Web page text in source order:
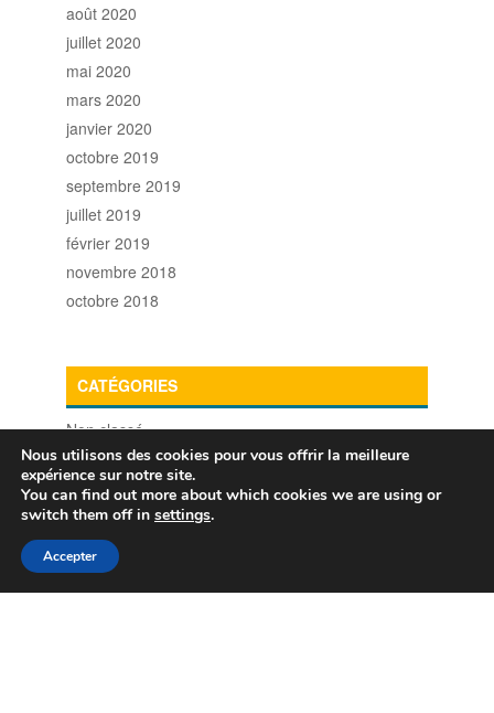
août 2020
juillet 2020
mai 2020
mars 2020
janvier 2020
octobre 2019
septembre 2019
juillet 2019
février 2019
novembre 2018
octobre 2018
CATÉGORIES
Non classé
Nous utilisons des cookies pour vous offrir la meilleure
expérience sur notre site.
You can find out more about which cookies we are using or
switch them off in settings.
Accepter